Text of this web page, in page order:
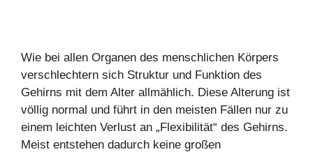
Wie bei allen Organen des menschlichen Körpers
verschlechtern sich Struktur und Funktion des
Gehirns mit dem Alter allmählich. Diese Alterung ist
völlig normal und führt in den meisten Fällen nur zu
einem leichten Verlust an „Flexibilität“ des Gehirns.
Meist entstehen dadurch keine großen